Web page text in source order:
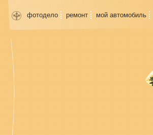
фотодело ремонт мой автомобиль